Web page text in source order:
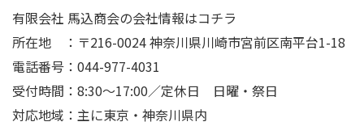
有限会社 馬込商会の会社情報はコチラ
所在地 ：〒216-0024 神奈川県川崎市宮前区南平台1-18
電話番号：044-977-4031
受付時間：8:30～17:00／定休日 日曜・祭日
対応地域：主に東京・神奈川県内